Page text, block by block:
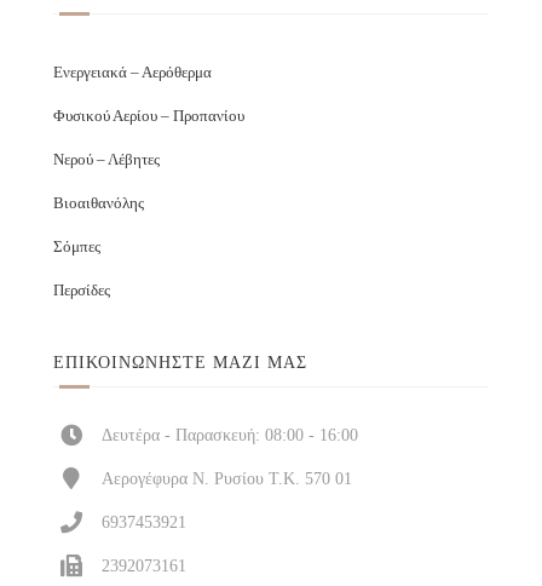
Ενεργειακά – Αερόθερμα
Φυσικού Αερίου – Προπανίου
Νερού – Λέβητες
Βιοαιθανόλης
Σόμπες
Περσίδες
ΕΠΙΚΟΙΝΩΝΉΣΤΕ ΜΑΖΊ ΜΑΣ
Δευτέρα - Παρασκευή: 08:00 - 16:00
Αερογέφυρα Ν. Ρυσίου Τ.Κ. 570 01
6937453921
2392073161